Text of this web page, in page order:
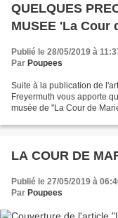
QUELQUES
MUSEE 'La Cour
Publié le 28/05/2019 à
Par Poupees
Suite à la publication de
Freyermuth vous apporte
musée de "La Cour de
LA COUR DE
Publié le 27/05/2019 à
Par Poupees